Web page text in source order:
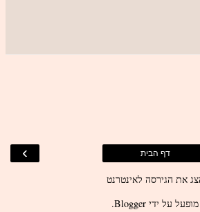
› דף הבית
את הגירסה לאינטרנט
מופעל על ידי Blogger
.